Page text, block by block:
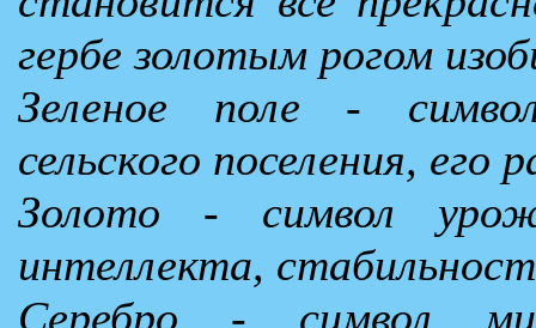
гербе золотым рогом
Зеленое поле -
сельского поселения, его
Золото - символ
интеллекта,
Серебро - символ